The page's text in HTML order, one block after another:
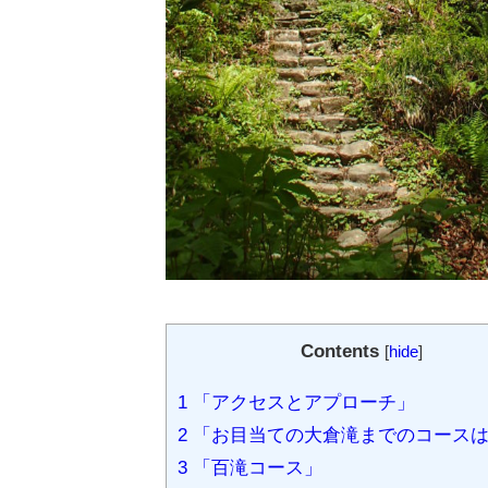
Contents [hide]
1 「アクセスとアプローチ」
2 「お目当ての大倉滝までのコース
3 「百滝コース」